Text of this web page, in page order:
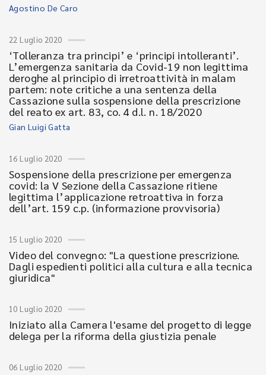
Agostino De Caro
22 Luglio 2020
‘Tolleranza tra principi’ e ‘principi intolleranti’.
L’emergenza sanitaria da Covid-19 non legittima
deroghe al principio di irretroattività in malam
partem: note critiche a una sentenza della
Cassazione sulla sospensione della prescrizione
del reato ex art. 83, co. 4 d.l. n. 18/2020
Gian Luigi Gatta
16 Luglio 2020
Sospensione della prescrizione per emergenza
covid: la V Sezione della Cassazione ritiene
legittima l’applicazione retroattiva in forza
dell’art. 159 c.p. (informazione provvisoria)
15 Luglio 2020
Video del convegno: "La questione prescrizione.
Dagli espedienti politici alla cultura e alla tecnica
giuridica"
10 Luglio 2020
Iniziato alla Camera l'esame del progetto di legge
delega per la riforma della giustizia penale
06 Luglio 2020